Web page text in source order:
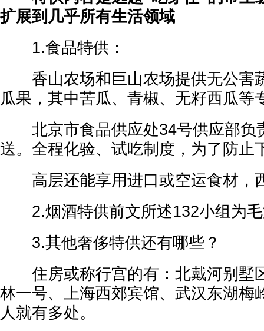
扩展到几乎所有生活领域
1.食品特供：
香山农场和巨山农场提供无公害
瓜果，其中苦瓜、青椒、无籽西瓜等
北京市食品供应处34号供应部负
送。全程化验、试吃制度，为了防止
高层还能享用进口或空运食材，
2.烟酒特供前文所述132小组为毛
3.其他奢侈特供还有哪些？
住房或称行宫的有：北戴河别墅
林一号、上海西郊宾馆、武汉东湖梅
人就有多处。